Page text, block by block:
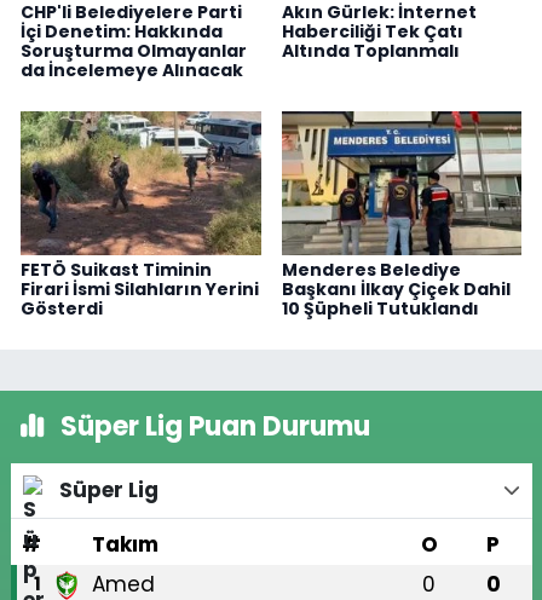
CHP'li Belediyelere Parti
İçi Denetim: Hakkında
Soruşturma Olmayanlar
da İncelemeye Alınacak
Akın Gürlek: İnternet
Haberciliği Tek Çatı
Altında Toplanmalı
FETÖ Suikast Timinin
Firari İsmi Silahların Yerini
Gösterdi
Menderes Belediye
Başkanı İlkay Çiçek Dahil
10 Şüpheli Tutuklandı
Süper Lig Puan Durumu
Süper Lig
#
Takım O P
1 Amed 0 0